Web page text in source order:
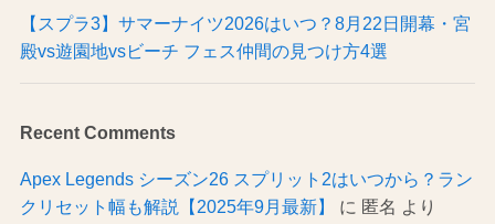
【スプラ3】サマーナイツ2026はいつ？8月22日開幕・宮
殿vs遊園地vsビーチ フェス仲間の見つけ方4選
Recent Comments
Apex Legends シーズン26 スプリット2はいつから？ラン
クリセット幅も解説【2025年9月最新】
に 匿名 より